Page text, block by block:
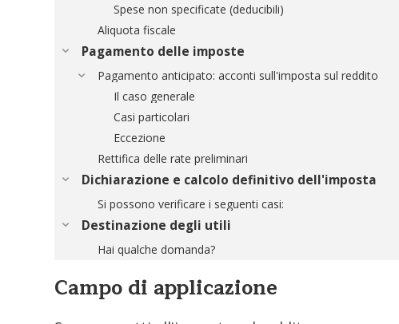
Spese non specificate (deducibili)
Aliquota fiscale
Pagamento delle imposte
Pagamento anticipato: acconti sull'imposta sul reddito
Il caso generale
Casi particolari
Eccezione
Rettifica delle rate preliminari
Dichiarazione e calcolo definitivo dell'imposta
Si possono verificare i seguenti casi:
Destinazione degli utili
Hai qualche domanda?
Campo di applicazione